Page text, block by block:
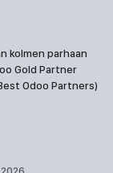
kolmen parhaan
Gold Partner
Odoo Partners)